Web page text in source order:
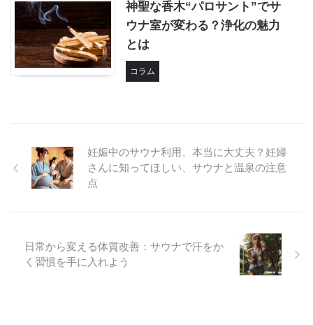
神聖な香木“パロサント”でサ
ウナ室が変わる？浄化の魅力
とは
コラム
妊娠中のサウナ利用、本当に大丈夫？妊婦
さんに知ってほしい、サウナと温泉の注意
点
日常から変える体質改善：サウナで汗をか
く習慣を手に入れよう